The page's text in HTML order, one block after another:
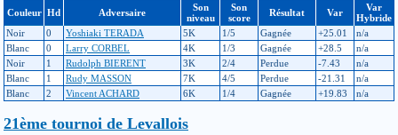
Couleur Hd Adversaire
Son
niveau
Son
score
Résultat Var
Var
Hybride
Noir
0 Yoshiaki TERADA 5K 1/5 Gagnée +25.01
n/a
Blanc
0 Larry CORBEL 4K 1/3 Gagnée +28.5
n/a
Noir
1 Rudolph BIERENT 3K 2/4 Perdue -7.43
n/a
Blanc
1 Rudy MASSON 7K 4/5 Perdue -21.31
n/a
Blanc
2 Vincent ACHARD 6K 1/4 Gagnée +19.83 n/a
21ème tournoi de Levallois